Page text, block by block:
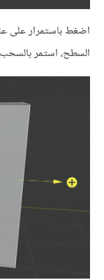
اضغط باستمرار على
السطح، استمر